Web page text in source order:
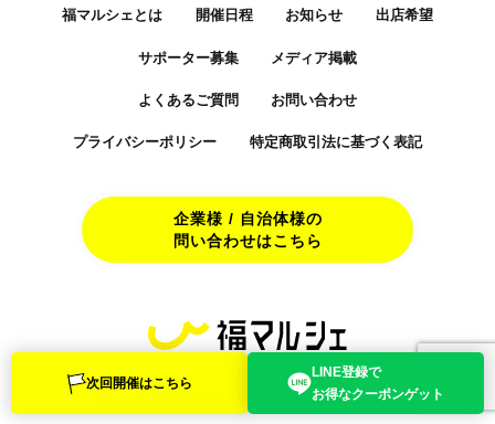
次回開催はこちら
LINE登録で
お得なクーポンゲット
福マルシェとは 開催日程 お知らせ 出店希望
サポーター募集 メディア掲載
よくあるご質問 お問い合わせ
プライバシーポリシー 特定商取引法に基づく表記
企業様 / 自治体様の
問い合わせはこちら
Copyright FUKUMARCHE All Rights Reserved